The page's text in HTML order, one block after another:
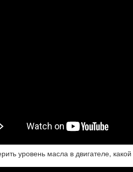
уровень масла в двигателе,